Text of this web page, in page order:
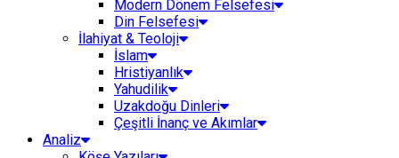
Modern Dönem Felsefesi
Din Felsefesi
İlahiyat & Teoloji
İslam
Hristiyanlık
Yahudilik
Uzakdoğu Dinleri
Çeşitli İnanç ve Akımlar
Analiz